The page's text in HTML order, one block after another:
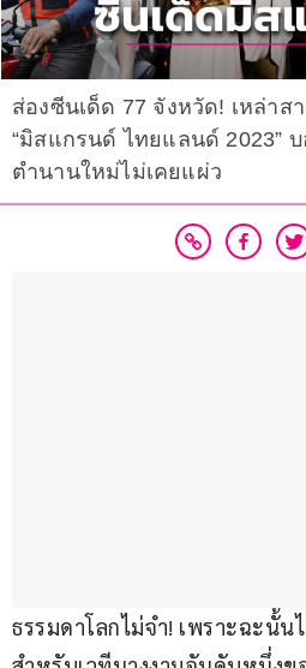
ส่องซีนเด็ด 77 จังหวัด! เหล่าส
“มิสแกรนด์ ไทยแลนด์ 2023” บ
ตำนานใหม่ไม่เคยแผ่ว
ธรรมดาโลกไม่จำ! เพราะฉะนั้น